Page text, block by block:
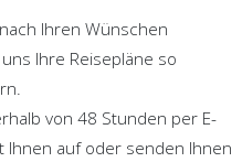
Ihren Wünschen
Ihre Reisepläne so
von 48 Stunden per E-
Ihnen auf oder senden Ihnen